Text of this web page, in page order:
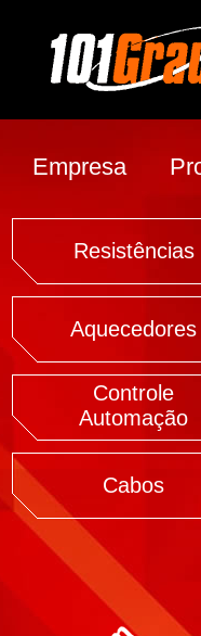
Empresa
Resistências
Aquecedores
Controle
Automação
Cabos